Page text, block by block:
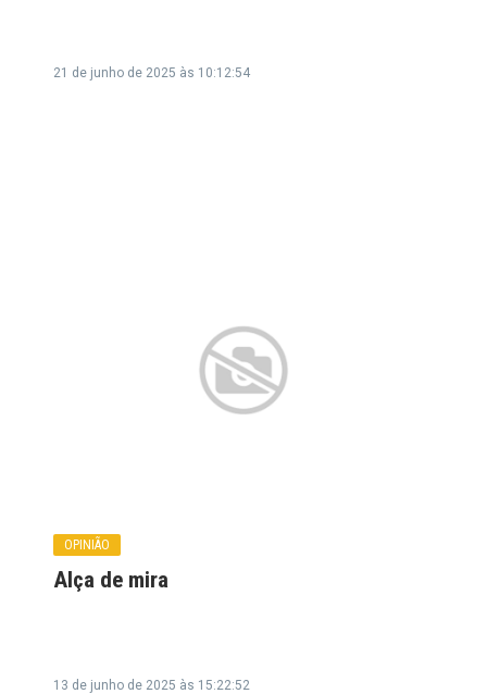
21 de junho de 2025 às 10:12:54
OPINIÃO
Alça de mira
13 de junho de 2025 às 15:22:52